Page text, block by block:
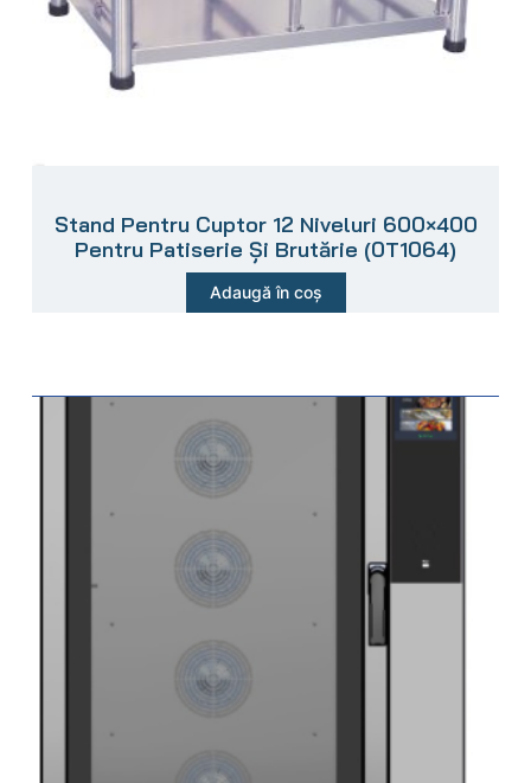
Stand Pentru Cuptor 12 Niveluri 600×400
Pentru Patiserie Și Brutărie (0T1064)
Adaugă în coș